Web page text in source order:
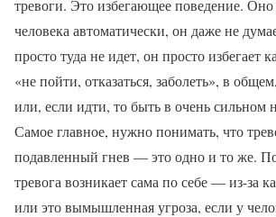
тревоги. Это избегающее поведение. Оно
человека автоматически, он даже не
просто туда не идет, он просто избегает
«не пойти, отказаться, заболеть», в
или, если идти, то быть в очень сильном
Самое главное, нужно понимать, что
подавленный гнев — это одно и то же.
тревога возникает сама по себе — из-за
или это вымышленная угроза, если у